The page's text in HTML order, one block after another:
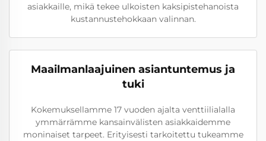
asiakkaille, mikä tekee ulkoisten kaksipistehanoista
kustannustehokkaan valinnan.
Maailmanlaajuinen asiantuntemus ja
tuki
Kokemuksellamme 17 vuoden ajalta venttiilialalla
ymmärrämme kansainvälisten asiakkaidemme
moninaiset tarpeet. Erityisesti tarkoitettu tukeamme